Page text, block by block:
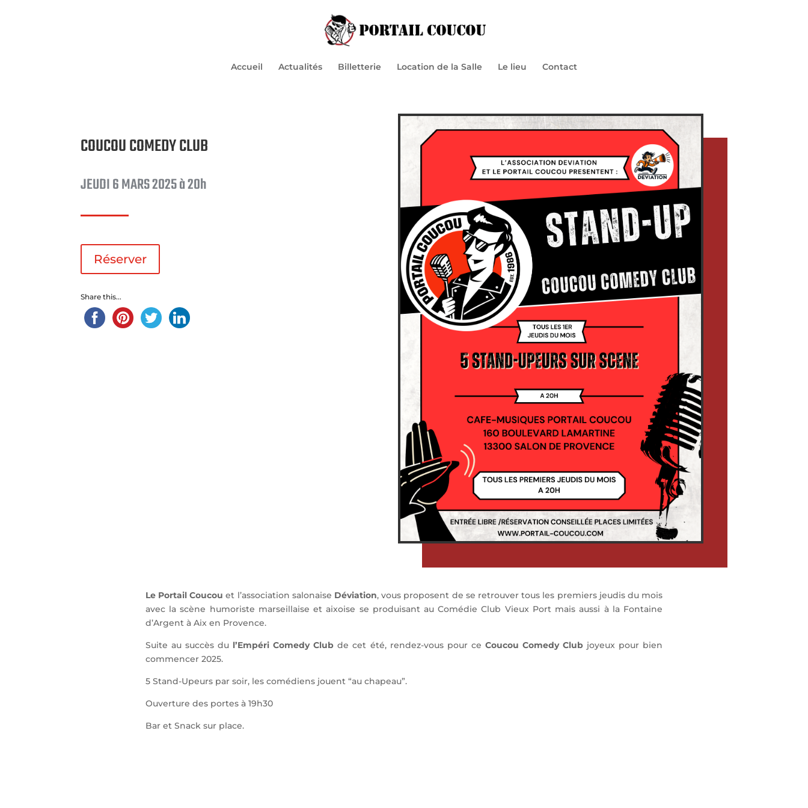
Accueil Actualités Billetterie Location de la Salle Le lieu Contact
COUCOU COMEDY CLUB
JEUDI 6 MARS 2025 à 20h
Réserver
Share this...
Le Portail Coucou et l’association salonaise Déviation, vous proposent de se retrouver tous les premiers jeudis du mois
avec la scène humoriste marseillaise et aixoise se produisant au Comédie Club Vieux Port mais aussi à la Fontaine
d’Argent à Aix en Provence.
Suite au succès du l’Empéri Comedy Club de cet été, rendez-vous pour ce Coucou Comedy Clubjoyeux pour bien
commencer 2025.
5 Stand-Upeurs par soir, les comédiens jouent “au chapeau”.
Ouverture des portes à 19h30
Bar et Snack sur place.